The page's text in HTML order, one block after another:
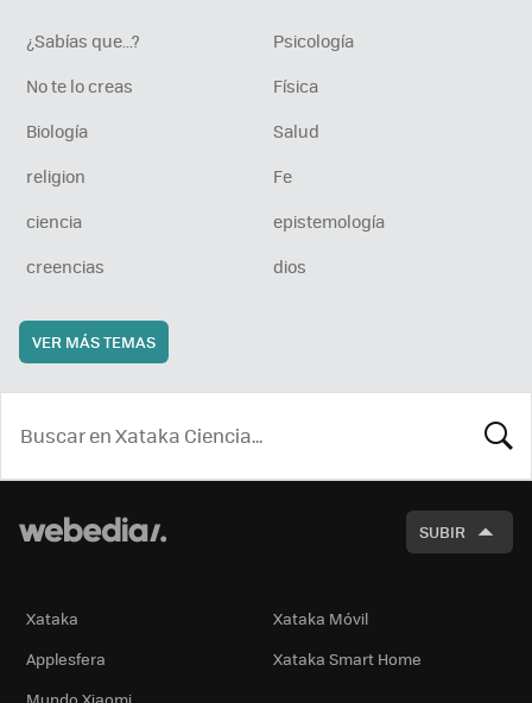
¿Sabías que...?
Psicología
No te lo creas
Física
Biología
Salud
religion
Fe
ciencia
epistemología
creencias
dios
VER MÁS TEMAS
SUBIR
Xataka
Xataka Móvil
Applesfera
Xataka Smart Home